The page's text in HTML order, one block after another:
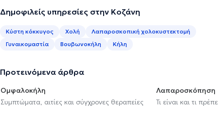
Δημοφιλείς υπηρεσίες στην Κοζάνη
Κύστη κόκκυγος Χολή
Λαπαροσκοπική χολοκυστεκτομή
Γυναικομαστία
Βουβωνοκήλη Κήλη
Προτεινόμενα άρθρα
Ομφαλοκήλη
Συμπτώματα, αιτίες και σύγχρονες θεραπείες
Λαπαροσκόπηση
Τι είναι και τι